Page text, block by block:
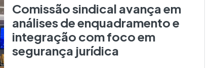
Comissão sindical avança em
análises de enquadramento e
integração com foco em
segurança jurídica